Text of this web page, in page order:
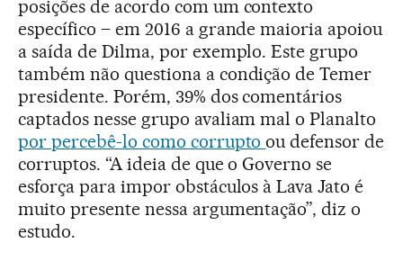
posições de acordo com um contexto
específico – em 2016 a grande maioria apoiou
a saída de Dilma, por exemplo. Este grupo
também não questiona a condição de Temer
presidente. Porém, 39% dos comentários
captados nesse grupo avaliam mal o Planalto
por percebê-lo como corruptoou defensor de
corruptos. “A ideia de que o Governo se
esforça para impor obstáculos à Lava Jato é
muito presente nessa argumentação”, diz o
estudo.